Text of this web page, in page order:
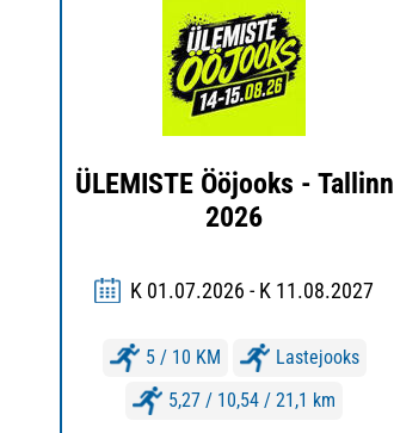
ÜLEMISTE Ööjooks - Tallinn
2026
K 01.07.2026 - K 11.08.2027
5 / 10 KM
Lastejooks
5,27 / 10,54 / 21,1 km